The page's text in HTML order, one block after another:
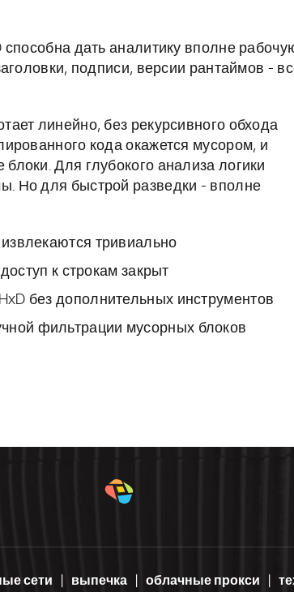
дать аналитику вполне
подписи, версии рантаймов -
линейно, без рекурсивного обхода
кода окажется мусором, и
Для глубокого анализа логики
Но для быстрой разведки - вполне
тривиально
к строкам закрыт
без дополнительных инструментов
фильтрации мусорных блоков
сети выпечка облачные прокси